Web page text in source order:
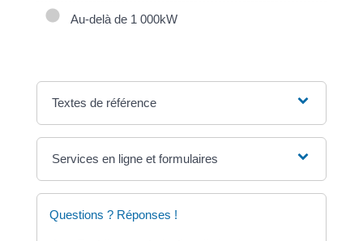
Au-delà de 1 000kW
Textes de référence
Services en ligne et formulaires
Questions ? Réponses !